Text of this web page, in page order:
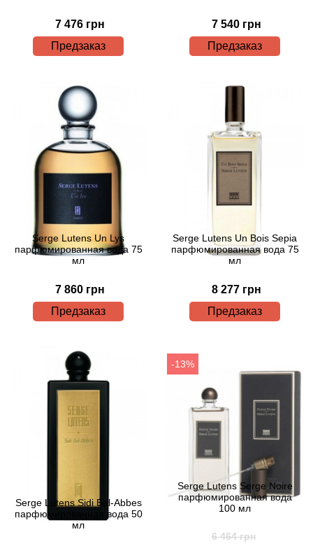
7 476 грн
Предзаказ
7 540 грн
Предзаказ
Serge Lutens Un Lys
парфюмированная вода 75
мл
7 860 грн
Предзаказ
Serge Lutens Un Bois Sepia
парфюмированная вода 75
мл
8 277 грн
Предзаказ
Serge Lutens Sidi Bel-Abbes
парфюмированная вода 50
мл
-13%
Serge Lutens Serge Noire
парфюмированная вода
100 мл
6 464 грн
Banana Republic
Baviphat
BeauFort London
Bentley
Beso Beach
Betty Barclay
Bibliotheque de Parfum
Biehl Parfumkunstwerke
Bill Blass